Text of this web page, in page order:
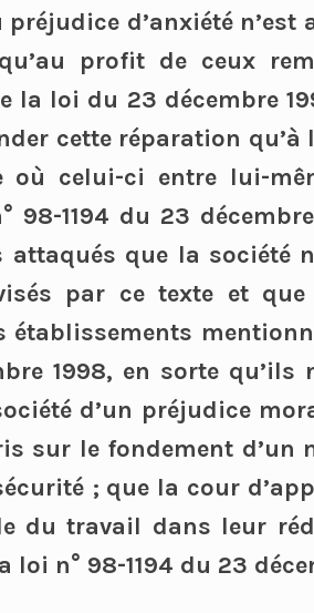
d’anxiété n’est
profit de ceux
la loi du 23 décembre
cette réparation qu’à
où celui-ci entre lui-
1194 du 23
que la société
par ce texte et que
établissements
1998, en sorte qu’ils
d’un préjudice
sur le fondement d’un
; que la cour
du travail dans leur
n° 98-1194 du 23